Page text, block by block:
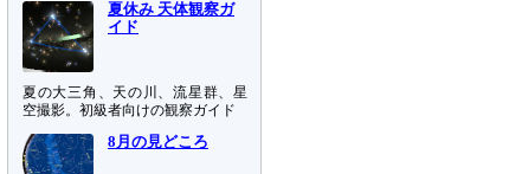
夏休み 天体観察ガ
イド
夏の大三角、天の川、流星群、星
空撮影。初級者向けの観察ガイド
8月の見どころ